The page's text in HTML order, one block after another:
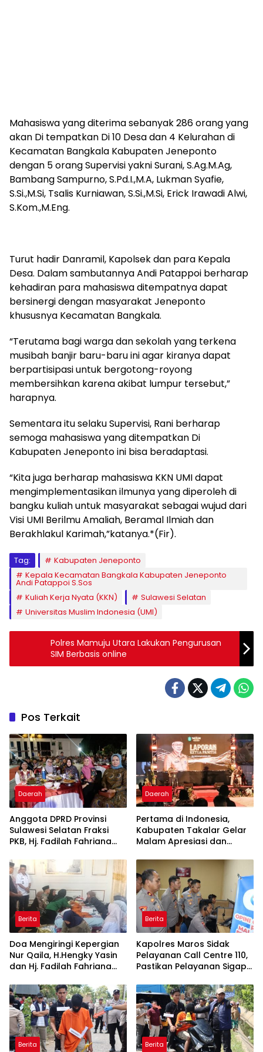
Mahasiswa yang diterima sebanyak 286 orang yang
akan Di tempatkan Di 10 Desa dan 4 Kelurahan di
Kecamatan Bangkala Kabupaten Jeneponto
dengan 5 orang Supervisi yakni Surani, S.Ag.M.Ag,
Bambang Sampurno, S.Pd.I.,M.A, Lukman Syafie,
S.Si.,M.Si, Tsalis Kurniawan, S.Si.,M.Si, Erick Irawadi Alwi,
S.Kom.,M.Eng.
Turut hadir Danramil, Kapolsek dan para Kepala
Desa. Dalam sambutannya Andi Patappoi berharap
kehadiran para mahasiswa ditempatnya dapat
bersinergi dengan masyarakat Jeneponto
khususnya Kecamatan Bangkala.
“Terutama bagi warga dan sekolah yang terkena
musibah banjir baru-baru ini agar kiranya dapat
berpartisipasi untuk bergotong-royong
membersihkan karena akibat lumpur tersebut,”
harapnya.
Sementara itu selaku Supervisi, Rani berharap
semoga mahasiswa yang ditempatkan Di
Kabupaten Jeneponto ini bisa beradaptasi.
“Kita juga berharap mahasiswa KKN UMI dapat
mengimplementasikan ilmunya yang diperoleh di
bangku kuliah untuk masyarakat sebagai wujud dari
Visi UMI Berilmu Amaliah, Beramal Ilmiah dan
Berakhlakul Karimah,”katanya.*(Fir).
Tag:
Kabupaten Jeneponto
Kepala Kecamatan Bangkala Kabupaten Jeneponto
Andi Patappoi S.Sos
Kuliah Kerja Nyata (KKN)
Sulawesi Selatan
Universitas Muslim Indonesia (UMI)
Polres Mamuju Utara Lakukan Pengurusan
SIM Berbasis online
Pos Terkait
Daerah
Anggota DPRD Provinsi
Sulawesi Selatan Fraksi
PKB, Hj. Fadilah Fahriana
Takalar Menyalakan
Lentera Pengabdian
Melalui Malam Apresiasi
dan Inovasi Award 2026
Daerah
Pertama di Indonesia,
Kabupaten Takalar Gelar
Malam Apresiasi dan
Panggung Penghargaan
bagi Pelayan Publik
Berprestasi
Berita
Doa Mengiringi Kepergian
Nur Qaila, H.Hengky Yasin
dan Hj. Fadilah Fahriana
Keluarga
Berita
Kapolres Maros Sidak
Pelayanan Call Centre 110,
Pastikan Pelayanan Sigap
Berita Berita